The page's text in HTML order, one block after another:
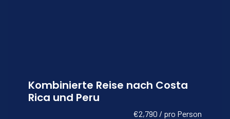
Kombinierte Reise nach Costa
Rica und Peru
€2,790 / pro Person